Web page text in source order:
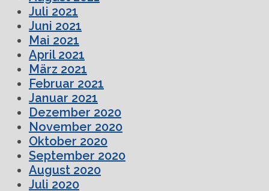
Juli 2021
Juni 2021
Mai 2021
April 2021
März 2021
Februar 2021
Januar 2021
Dezember 2020
November 2020
Oktober 2020
September 2020
August 2020
Juli 2020